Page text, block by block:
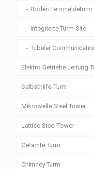
Boden Fernmeldeturm
Integrierte Turm-Site
Tubular
Elektro Getriebe Leitung
Selbsthilfe-Turm
Mikrowelle Steel Tower
Lattice Steel Tower
Getarnte Turm
Chimney Turm